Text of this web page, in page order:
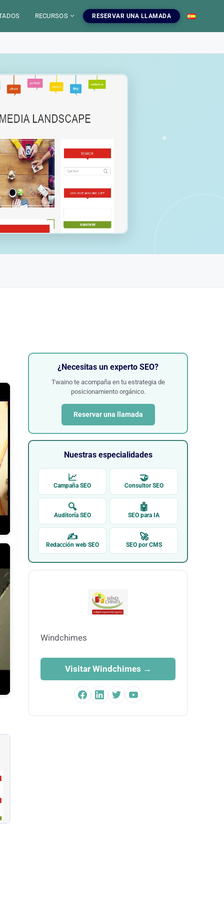
IA
servicios SEO
web y estrategia de
Ver nuestros servicios
RECURSOS
SEO
el SEO.
las herramientas
RESERVAR UNA LLAMADA
¿Necesitas un experto SEO?
Twaino te acompaña en tu estrategia de
posicionamiento orgánico.
Reservar una llamada
Nuestras especialidades
📈
Campaña SEO
🤝
Consultor SEO
🔍
Auditoría SEO
🤖
SEO para IA
✍
Redacción web SEO
🚀
SEO por CMS
Windchimes
Visitar Windchimes →